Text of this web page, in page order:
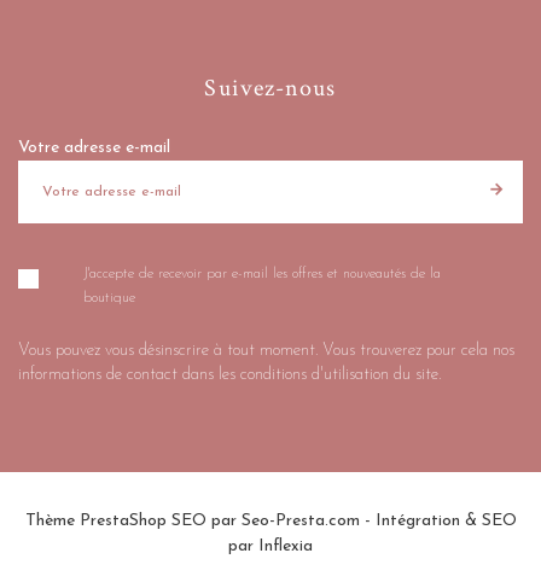
Suivez-nous
Votre adresse e-mail
J'accepte de recevoir par e-mail les offres et nouveautés de la
boutique
Vous pouvez vous désinscrire à tout moment. Vous trouverez pour cela nos
informations de contact dans les conditions d'utilisation du site.
Thème PrestaShop SEO par Seo-Presta.com - Intégration & SEO
par Inflexia